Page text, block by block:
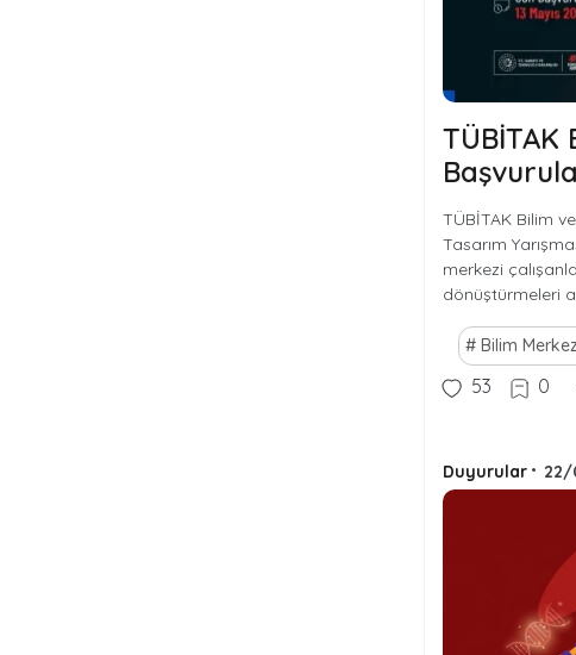
TÜBİTAK
TÜBİTAK Bilim
Tasarım
merkezi
dönüştürmeleri
Bilim
53 0
Duyurular • 22/